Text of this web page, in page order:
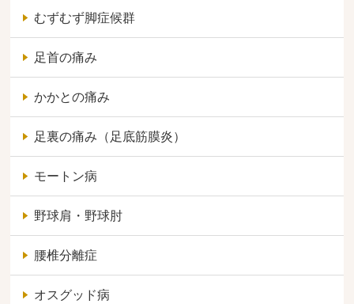
むずむず脚症候群
足首の痛み
かかとの痛み
足裏の痛み（足底筋膜炎）
モートン病
野球肩・野球肘
腰椎分離症
オスグッド病